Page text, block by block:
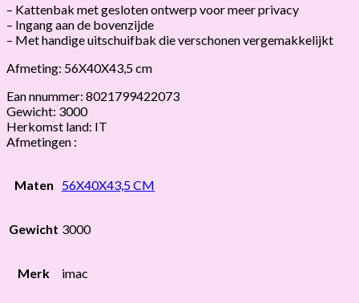
– Kattenbak met gesloten ontwerp voor meer privacy
– Ingang aan de bovenzijde
– Met handige uitschuifbak die verschonen vergemakkelijkt
Afmeting: 56X40X43,5 cm
Ean nnummer: 8021799422073
Gewicht: 3000
Herkomst land: IT
Afmetingen :
Maten 56X40X43,5 CM
Gewicht 3000
Merk imac